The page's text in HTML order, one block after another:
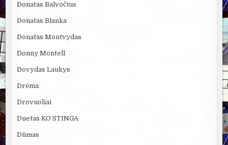
Donatas Balvočius
Donatas Blanka
Donatas Montvydas
Donny Montell
Dovydas Laukys
Drėma
Drovuoliai
Duetas KO STINGA
Dūmas